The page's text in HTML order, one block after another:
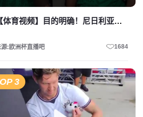
【体育视频】目的明确！尼日利亚球迷来世界杯，就是为了看南非输球！
源:欧洲杯直播吧 1684
3